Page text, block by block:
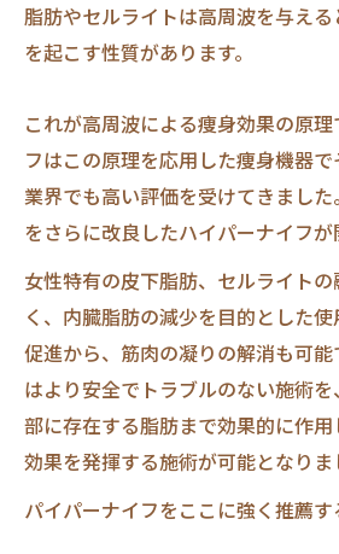
脂肪やセルライトは高周波を与え
を起こす性質があります。
これが高周波による痩身効果の原
フはこの原理を応用した痩身機器
業界でも高い評価を受けてきまし
をさらに改良したハイパーナイフが
女性特有の皮下脂肪、セルライト
く、内臓脂肪の減少を目的とした
促進から、筋肉の凝りの解消も可
はより安全でトラブルのない施術
部に存在する脂肪まで効果的に作
効果を発揮する施術が可能となりま
パイパーナイフをここに強く推薦す